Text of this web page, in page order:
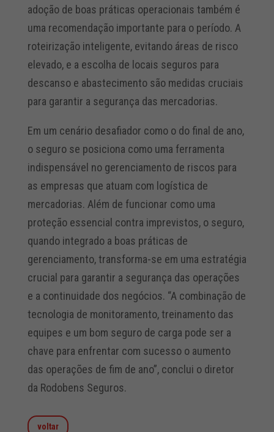
adoção de boas práticas operacionais também é
uma recomendação importante para o período. A
roteirização inteligente, evitando áreas de risco
elevado, e a escolha de locais seguros para
descanso e abastecimento são medidas cruciais
para garantir a segurança das mercadorias.
Em um cenário desafiador como o do final de ano,
o seguro se posiciona como uma ferramenta
indispensável no gerenciamento de riscos para
as empresas que atuam com logística de
mercadorias. Além de funcionar como uma
proteção essencial contra imprevistos, o seguro,
quando integrado a boas práticas de
gerenciamento, transforma-se em uma estratégia
crucial para garantir a segurança das operações
e a continuidade dos negócios. “A combinação de
tecnologia de monitoramento, treinamento das
equipes e um bom seguro de carga pode ser a
chave para enfrentar com sucesso o aumento
das operações de fim de ano”, conclui o diretor
da Rodobens Seguros.
voltar